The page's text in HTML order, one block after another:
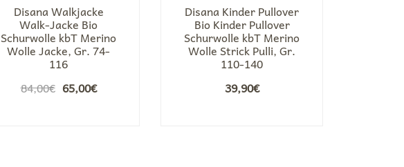
Disana Walkjacke
Walk-Jacke Bio
Schurwolle kbT Merino
Wolle Jacke, Gr. 74-
116
84,00€ Ursprünglicher
65,00€Aktueller
Disana Kinder Pullover
Bio Kinder Pullover
Schurwolle kbT Merino
Wolle Strick Pulli, Gr.
110-140
39,90€